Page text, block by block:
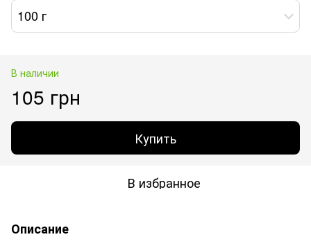
100 г
В наличии
105 грн
Купить
В избранное
Описание